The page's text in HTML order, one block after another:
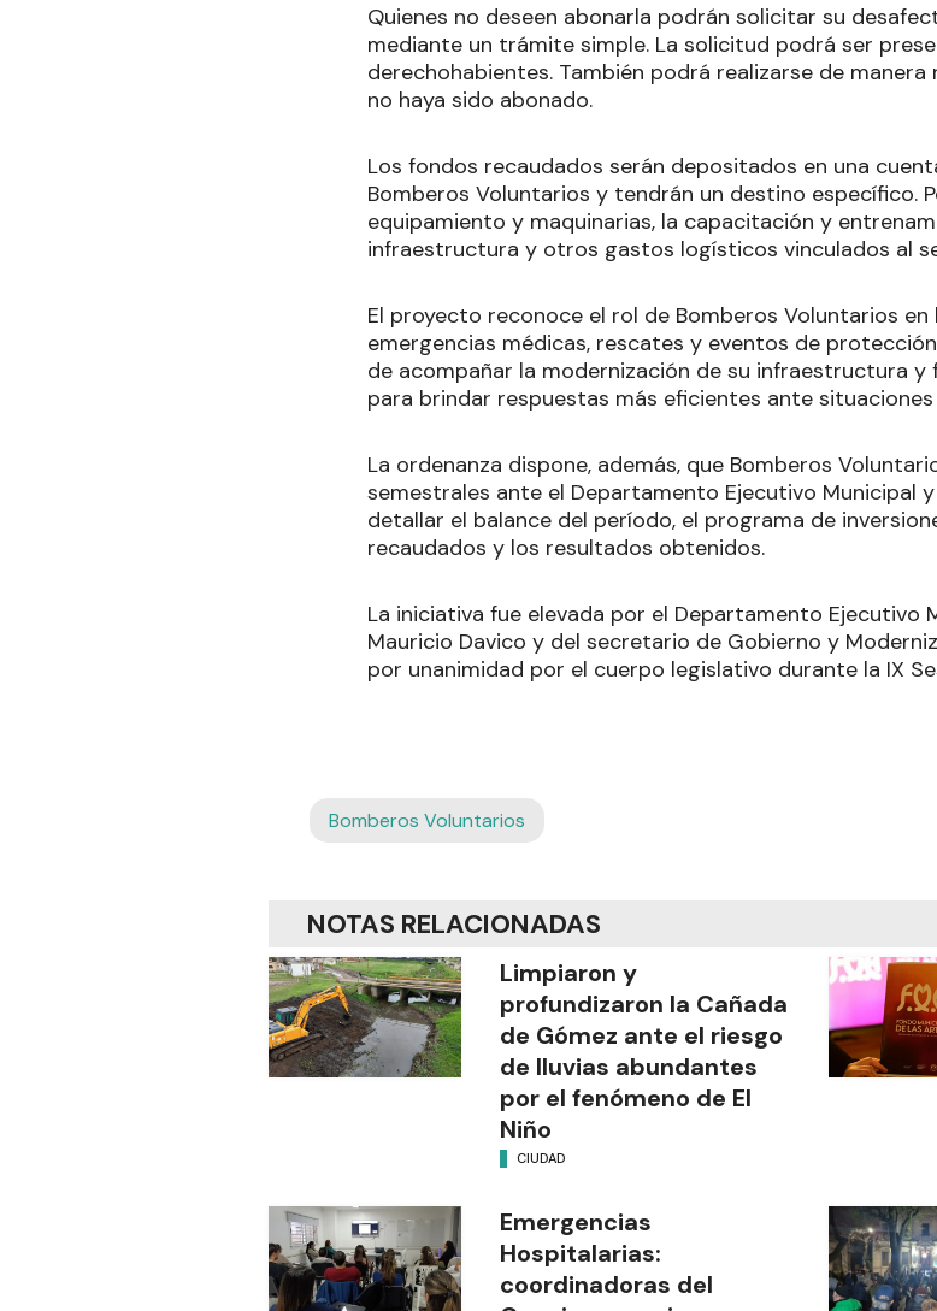
Quienes no deseen abonarla podrán solicitar su
mediante un trámite simple. La solicitud podrá ser
derechohabientes. También podrá realizarse de
no haya sido abonado.
Los fondos recaudados serán depositados en una
Bomberos Voluntarios y tendrán un destino específico.
equipamiento y maquinarias, la capacitación y
infraestructura y otros gastos logísticos vinculados al
El proyecto reconoce el rol de Bomberos Voluntarios
emergencias médicas, rescates y eventos de
de acompañar la modernización de su infraestructura
para brindar respuestas más eficientes ante
La ordenanza dispone, además, que Bomberos
semestrales ante el Departamento Ejecutivo Municipal
detallar el balance del período, el programa de
recaudados y los resultados obtenidos.
La iniciativa fue elevada por el Departamento Ejecutivo
Mauricio Davico y del secretario de Gobierno y
por unanimidad por el cuerpo legislativo durante la IX
Bomberos Voluntarios
NOTAS RELACIONADAS
Limpiaron y
profundizaron la Cañada
de Gómez ante el riesgo
de lluvias abundantes
por el fenómeno de El
Niño
CIUDAD
Emergencias
Hospitalarias:
coordinadoras del